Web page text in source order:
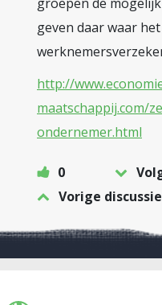
geven daar waar
http://
maatschappij.com/
ondernemer.html
0
Vorige discussie